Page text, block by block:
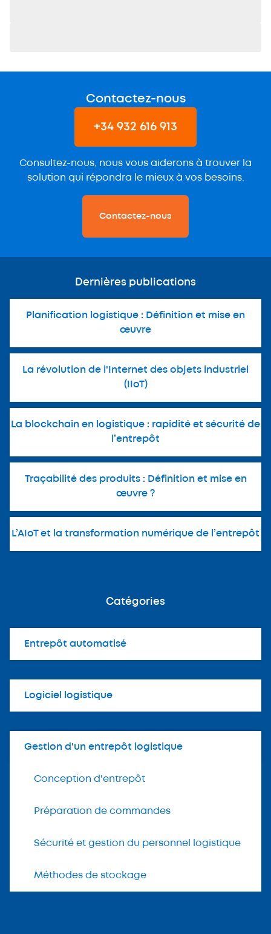
Contactez-nous
+34 932 616 913
Consultez-nous, nous vous aiderons à trouver la
solution qui répondra le mieux à vos besoins.
Contactez-nous
Dernières publications
Planification logistique : Définition et mise en
œuvre
La révolution de l'Internet des objets industriel
(IIoT)
La blockchain en logistique : rapidité et sécurité de
l’entrepôt
Traçabilité des produits : Définition et mise en
œuvre ?
L’AIoT et la transformation numérique de l’entrepôt
Catégories
Entrepôt automatisé
Logiciel logistique
Gestion d'un entrepôt logistique
Conception d'entrepôt
Préparation de commandes
Sécurité et gestion du personnel logistique
Méthodes de stockage